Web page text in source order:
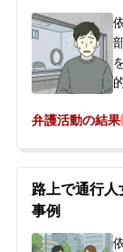
弁護活動の結果
路上で通行
事例